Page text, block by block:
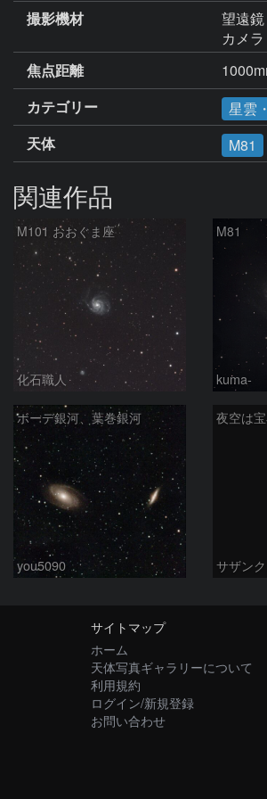
撮影機材 望遠
カメ
焦点距離
カテゴリー
星雲
天体
M81
関連作品
M101 おおぐま座
化石職人
M81
kuma-
ボーデ銀河、葉巻銀河
you5090 サザン
サイトマップ
ホーム
天体写真ギャラリーについて
利用規約
ログイン/新規登録
お問い合わせ